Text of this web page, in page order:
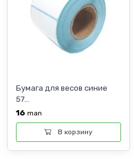
Бумага для весов синие
57...
16 man
В корзину